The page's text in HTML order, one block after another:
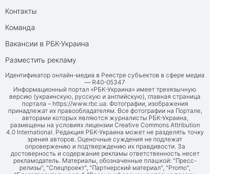
Контакты
Команда
Вакансии в РБК-Украина
Разместить рекламу
Идентификатор онлайн-медиа в Реестре субъектов в сфере медиа
— R40-05347
Информационный портал «РБК-Украина» имеет трехязычную
версию (украинскую, русскую и английскую), главная страница
портала – https://www.rbc.ua. Фотографии, изображения
принадлежат их правообладателям. Все фотографии на Портале,
авторами которых являются журналисты РБК-Украина,
размещены на условиях лицензии Creative Commons Attribution
4.0 International. Редакция РБК-Украина может не разделять точку
зрения авторов. Оценочные суждения не подлежат
опровержению и подтверждению их правдивости. За
достоверность и содержание рекламы ответственность несет
рекламодатель. Материалы, обозначенные плашкой: "Пресс-
релизы", "Спецпроект", "Партнерский материал", "Promo",